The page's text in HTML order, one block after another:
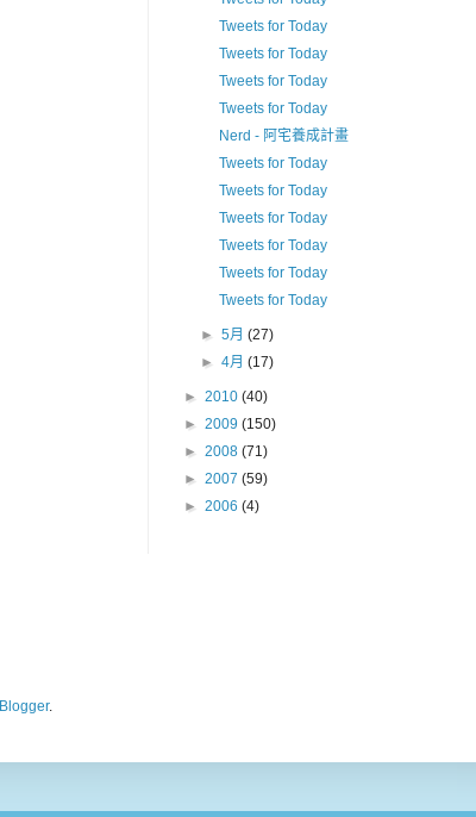
Tweets for Today
Tweets for Today
Tweets for Today
Tweets for Today
Nerd - 阿宅養成計畫
Tweets for Today
Tweets for Today
Tweets for Today
Tweets for Today
Tweets for Today
Tweets for Today
►5月(27)
►4月(17)
► 2010 (40)
► 2009 (150)
► 2008 (71)
► 2007 (59)
► 2006 (4)
Blogger.